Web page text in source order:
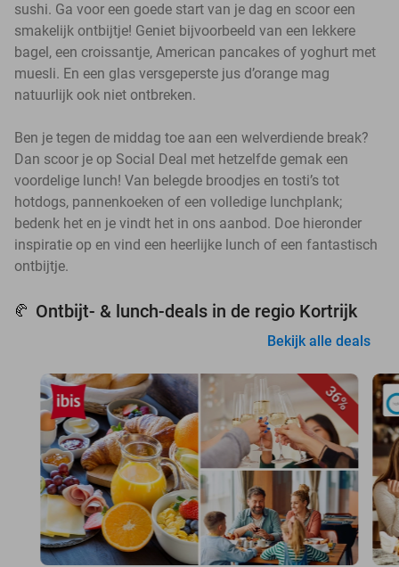
sushi. Ga voor een goede start van je dag en scoor een
smakelijk ontbijtje! Geniet bijvoorbeeld van een lekkere
bagel, een croissantje, American pancakes of yoghurt met
muesli. En een glas versgeperste jus d’orange mag
natuurlijk ook niet ontbreken.
Ben je tegen de middag toe aan een welverdiende break?
Dan scoor je op Social Deal met hetzelfde gemak een
voordelige lunch! Van belegde broodjes en tosti’s tot
hotdogs, pannenkoeken of een volledige lunchplank;
bedenk het en je vindt het in ons aanbod. Doe hieronder
inspiratie op en vind een heerlijke lunch of een fantastisch
ontbijtje.
🥐 Ontbijt- & lunch-deals in de regio Kortrijk
Bekijk alle deals
36%